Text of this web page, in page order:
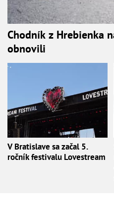
Chodník z Hrebienka
obnovili
V Bratislave sa začal 5.
ročník festivalu Lovestream